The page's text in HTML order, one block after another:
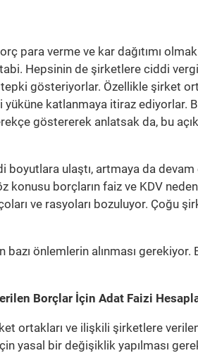
para verme ve kar dağıtımı
Hepsinin de şirketlere ciddi
gösteriyorlar. Özellikle şirket
katlanmaya itiraz ediyorlar.
göstererek anlatsak da, bu
ulaştı, artmaya da devam
konusu borçların faiz ve KDV
ve rasyoları bozuluyor. Çoğu
önlemlerin alınması gerekiyor.
Borçlar İçin Adat Faizi
ortakları ve ilişkili şirketlere
yasal bir değişiklik yapılması